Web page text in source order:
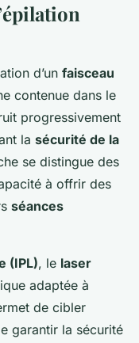
d’un faisceau
contenue dans le
progressivement
la sécurité de la
se distingue des
à offrir des
séances
(IPL), le laser
adaptée à
de cibler
garantir la sécurité